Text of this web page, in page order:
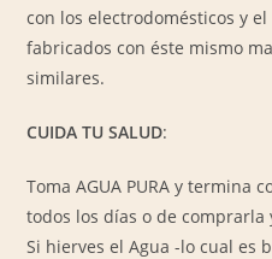
con los electrodomésticos y
fabricados con éste mismo
similares.
CUIDA TU SALUD:
Toma AGUA PURA y termina
todos los días o de
Si hierves el Agua -lo cual es